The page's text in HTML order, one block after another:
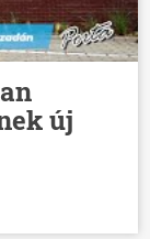
új